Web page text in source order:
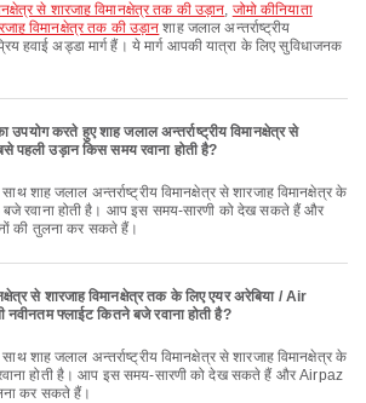
से शारजाह विमानक्षेत्र तक की उड़ान, जोमो कीनियाता
विमानक्षेत्र तक की उड़ान शाह जलाल अन्तर्राष्ट्रीय
हवाई अड्डा मार्ग हैं। ये मार्ग आपकी यात्रा के लिए सुविधाजनक
करते हुए शाह जलाल अन्तर्राष्ट्रीय विमानक्षेत्र से
पहली उड़ान किस समय रवाना होती है?
रवाना होती है। आप इस समय-सारणी को देख सकते हैं और
की तुलना कर सकते हैं।
से शारजाह विमानक्षेत्र तक के लिए एयर अरेबिया / Air
फ्लाईट कितने बजे रवाना होती है?
होती है। आप इस समय-सारणी को देख सकते हैं और Airpaz
कर सकते हैं।